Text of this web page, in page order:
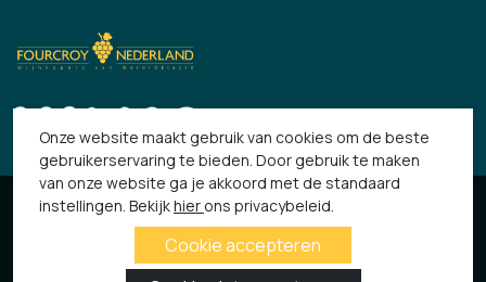
Hãhã Wine - Home
© 2026 Fourcroy
Algemene Voorwaarden
Onze website maakt gebruik van cookies om de beste
gebruikerservaring te bieden. Door gebruik te maken
van onze website ga je akkoord met de standaard
instellingen. Bekijkhier ons privacybeleid.